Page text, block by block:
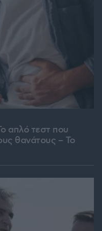
απλό τεστ που
θανάτους – Το